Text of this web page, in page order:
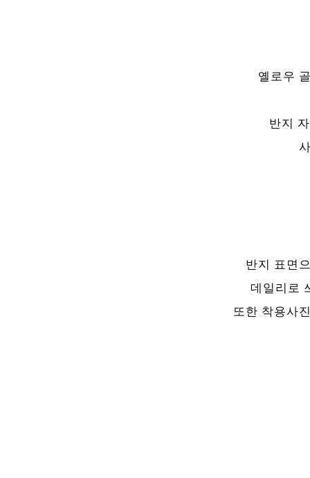
옐로우
반지
반지 표면
데일리로
또한 착용사